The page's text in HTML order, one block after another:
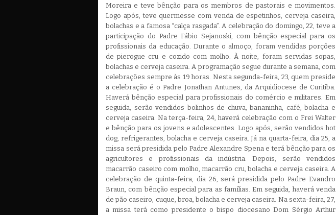
Moreira e teve bênção para os membros de pastorais e movimentos.
Logo após, teve quermesse com venda de espetinhos, cerveja caseira,
bolachas e a famosa “calça rasgada”. A celebração do domingo, 22, teve a
participação do Padre Fábio Sejanoski, com bênção especial para os
profissionais da educação. Durante o almoço, foram vendidas porções
de pierogue cru e cozido com molho. À noite, foram servidas sopas,
bolachas e cerveja caseira. A programação segue durante a semana, com
celebrações sempre às 19 horas. Nesta segunda-feira, 23, quem preside
a celebração é o Padre Jonathan Antunes, da Arquidiocese de Curitiba.
Haverá bênção especial para profissionais do comércio e militares. Em
seguida, serão vendidos bolinhos de chuva, bananinha, café, bolacha e
cerveja caseira. Na terça-feira, 24, haverá celebração com o Frei Walter
e bênção para os jovens e adolescentes. Logo após, serão vendidos hot
dog, refrigerantes, bolacha e cerveja caseira. Já na quarta-feira, dia 25, a
missa será presidida pelo Padre Alexandre Spena e terá bênção para os
agricultores e profissionais da indústria. Depois, serão vendidos
macarrão caseiro com molho, macarrão cru, bolacha e cerveja caseira. A
celebração de quinta-feira, dia 26, será presidida pelo Padre Evandro
Braun, com bênção especial para as famílias. Em seguida, haverá venda
de pão caseiro, cuque, broa, bolacha e cerveja caseira. Na sexta-feira, 27,
a missa terá como presidente o bispo diocesano Dom Sérgio Arthur